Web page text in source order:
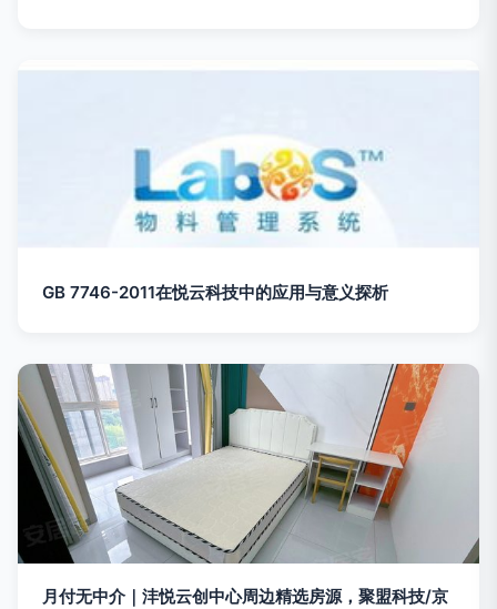
GB 7746-2011在悦云科技中的应用与意义探析
月付无中介｜沣悦云创中心周边精选房源，聚盟科技/京